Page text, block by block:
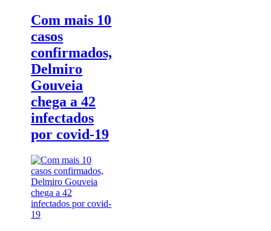
Com mais 10
casos
confirmados,
Delmiro
Gouveia
chega a 42
infectados
por covid-19